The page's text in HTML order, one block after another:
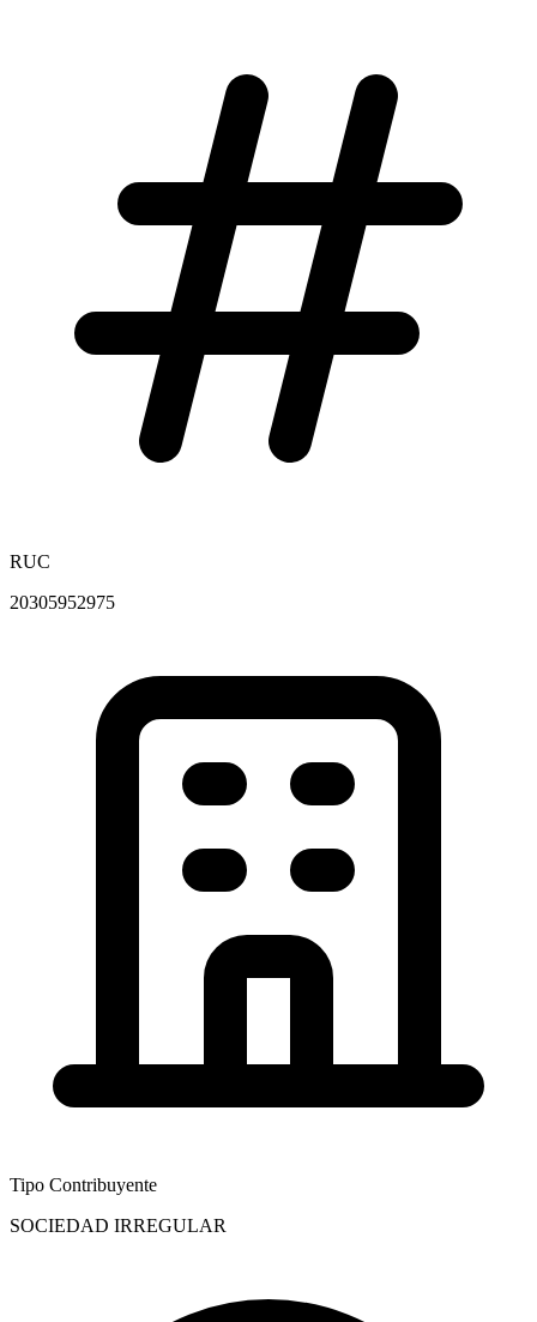
RUC
20305952975
Tipo Contribuyente
SOCIEDAD IRREGULAR